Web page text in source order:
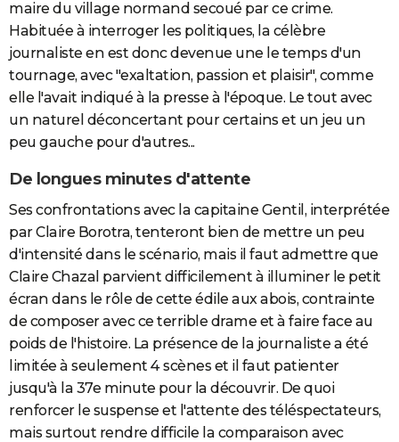
maire du village normand secoué par ce crime.
Habituée à interroger les politiques, la célèbre
journaliste en est donc devenue une le temps d'un
tournage, avec "exaltation, passion et plaisir", comme
elle l'avait indiqué à la presse à l'époque. Le tout avec
un naturel déconcertant pour certains et un jeu un
peu gauche pour d'autres...
De longues minutes d'attente
Ses confrontations avec la capitaine Gentil, interprétée
par Claire Borotra, tenteront bien de mettre un peu
d'intensité dans le scénario, mais il faut admettre que
Claire Chazal parvient difficilement à illuminer le petit
écran dans le rôle de cette édile aux abois, contrainte
de composer avec ce terrible drame et à faire face au
poids de l'histoire. La présence de la journaliste a été
limitée à seulement 4 scènes et il faut patienter
jusqu'à la 37e minute pour la découvrir. De quoi
renforcer le suspense et l'attente des téléspectateurs,
mais surtout rendre difficile la comparaison avec